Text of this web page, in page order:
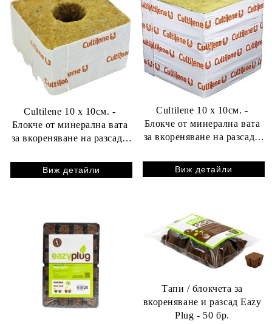
Cultilene 10 x 10см. -
Блокче от минерална вата
за вкореняване на разсад -
Виж детайли
Cultilene 10 x 10см. -
Блокче от минерална вата
за вкореняване на разсад -
Виж детайли
Тапи / блокчета за
вкореняване и разсад Eazy
Plug - 50 бр.